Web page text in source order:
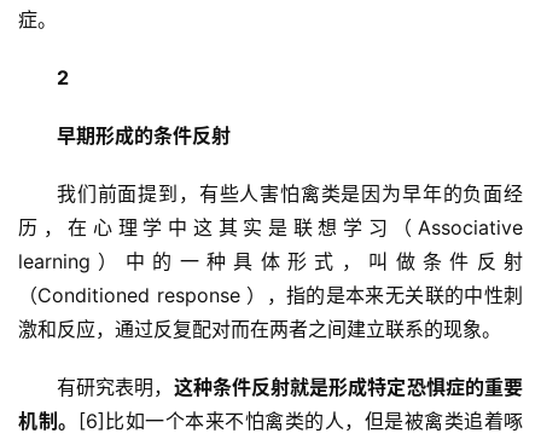
页
文
章
症。
2
早期形成的条件反射
我们前面提到，有些人害怕禽类是因为早年的负面经
历，在心理学中这其实是联想学习（Associative
learning）中的一种具体形式，叫做条件反射
（Conditioned response ），指的是本来无关联的中性刺
激和反应，通过反复配对而在两者之间建立联系的现象。
有研究表明， 这种条件反射就是形成特定恐惧症的重要
机制。
[6]比如一个本来不怕禽类的人，但是被禽类追着啄